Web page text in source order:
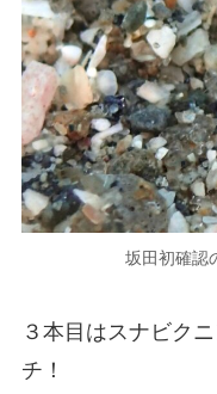
坂田初確認
３本目はスナビク
チ！